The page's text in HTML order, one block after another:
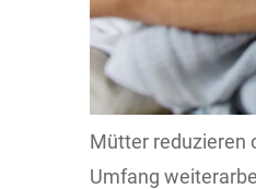
Mütter reduzieren
Umfang